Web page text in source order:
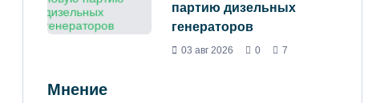
партию дизельных
генераторов
03 авг 2026 0 7
Мнение